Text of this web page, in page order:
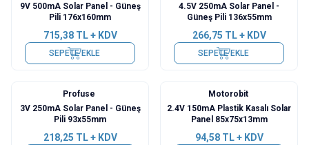
9V 500mA Solar Panel - Güneş
Pili 176x160mm
715,38TL + KDV
SEPETE EKLE
4.5V 250mA Solar Panel -
Güneş Pili 136x55mm
266,75 TL + KDV
SEPETE EKLE
Profuse
3V 250mA Solar Panel - Güneş
Pili 93x55mm
218,25 TL + KDV
Motorobit
2.4V 150mA Plastik Kasalı Solar
Panel 85x75x13mm
94,58TL + KDV